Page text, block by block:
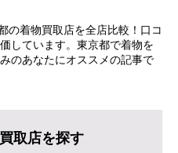
の着物買取店を全店比較！口コ
しています。東京都で着物を
のあなたにオススメの記事で
取店を探す